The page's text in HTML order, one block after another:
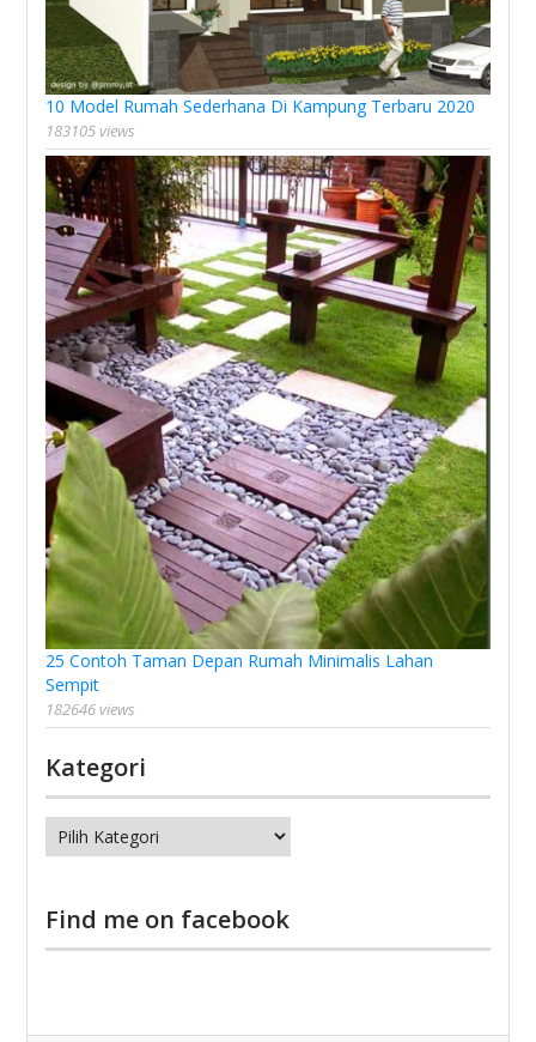
10 Model Rumah Sederhana Di Kampung Terbaru 2020
183105 views
25 Contoh Taman Depan Rumah Minimalis Lahan
Sempit
182646 views
Kategori
Kategori
Find me on facebook